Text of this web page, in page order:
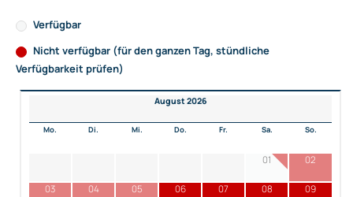
Verfügbar
Nicht verfügbar (für den ganzen Tag, stündliche
Verfügbarkeit prüfen)
August 2026
Mo. Di. Mi. Do. Fr. Sa. So.
01 02
03 04 05 06 07 08 09